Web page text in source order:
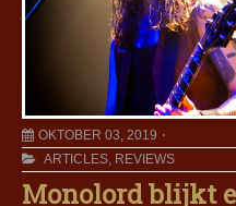
OKTOBER 03, 2019
ARTICLES, REVIEWS
Monolord blijkt